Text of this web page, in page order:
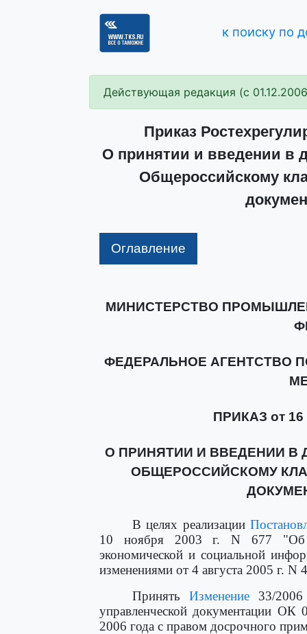
к поиску по
Действующая редакция (с
Приказ
О принятии и введении в
Общероссийскому
Оглавление
МИНИСТЕРСТВО
ФЕДЕРАЛЬНОЕ АГЕНТСТВО
ПРИКАЗ от 16
О ПРИНЯТИИ И ВВЕДЕНИИ В
ОБЩЕРОССИЙСКОМУ
В целях реализации
10 ноября 2003 г. N 677 "Об
экономической и социальной
изменениями от 4 августа 2005 г. N
ПринятьИзменение 33/
управленческой документации ОК
2006 года с правом досрочного